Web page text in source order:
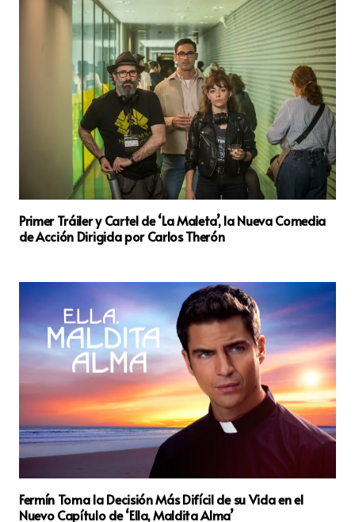
Primer Tráiler y Cartel de ‘La Maleta’, la Nueva Comedia
de Acción Dirigida por Carlos Therón
Fermín Toma la Decisión Más Difícil de su Vida en el
Nuevo Capítulo de ‘Ella, Maldita Alma’